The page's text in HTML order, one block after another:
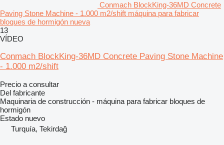
Conmach BlockKing-36MD Concrete
Paving Stone Machine - 1.000 m2/shift máquina para fabricar
bloques de hormigón nueva
13
VÍDEO
Conmach BlockKing-36MD Concrete Paving Stone Machine
- 1.000 m2/shift
Precio a consultar
Del fabricante
Maquinaria de construcción - máquina para fabricar bloques de
hormigón
Estado nuevo
Turquía, Tekirdağ